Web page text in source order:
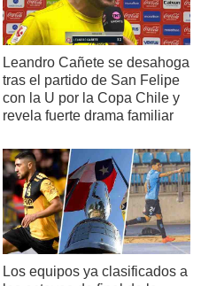
Leandro Cañete se desahoga
tras el partido de San Felipe
con la U por la Copa Chile y
revela fuerte drama familiar
Los equipos ya clasificados a